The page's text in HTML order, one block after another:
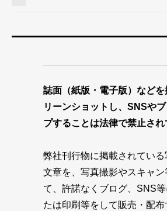
誌面（紙版・電子版）などを
リーンショットし、SNSや
プすることは法律で禁止され
弊社刊行物に掲載されてい
文章を、写真撮影やスキャン
て、許諾なくブログ、SNS等
たは印刷等をして販売・配布